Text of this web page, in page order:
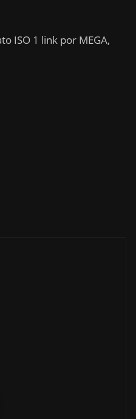
ISO 1 link por MEGA,